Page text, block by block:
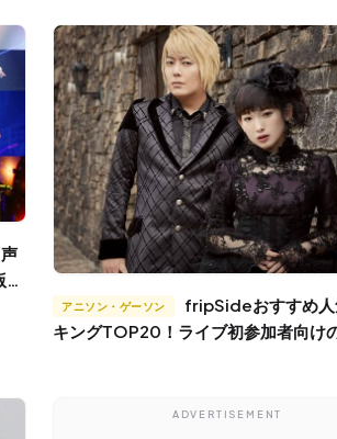
アニソン・ゲーソン
キングTOP20！ライブ初参加者向け
ADVERTISEMENT